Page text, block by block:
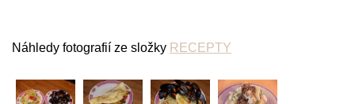
Náhledy fotografií ze složky RECEPTY